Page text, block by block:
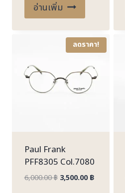
อ่านเพิ่ม
ลดราคา!
Paul Frank
PFF8305 Col.7080
6,000.00฿ Original
3,500.00฿Current